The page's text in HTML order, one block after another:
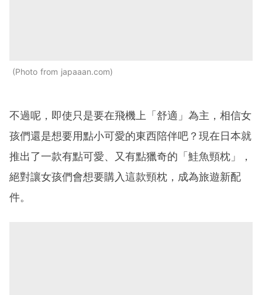
Photo from japaaan.com
不過呢，即使只是要在飛機上「舒適」為主，相信女
孩們還是想要用點小可愛的東西陪伴吧？現在日本就
推出了一款有點可愛、又有點獵奇的「鮭魚頸枕」，
絕對讓女孩們會想要購入這款頸枕，成為旅遊新配
件。